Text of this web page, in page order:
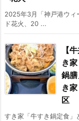
2025年3月「神戸港ウィ
ド花火、20 ...
【
き
鍋
き
区
すき家「牛すき鍋定食」